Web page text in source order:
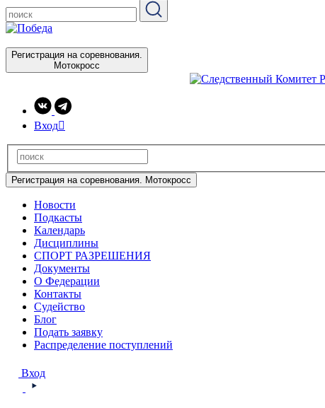
Регистрация на соревнования.
Мотокросс
Вход
Регистрация на соревнования. Мотокросс
Новости
Подкасты
Календарь
Дисциплины
СПОРТ РАЗРЕШЕНИЯ
Документы
О Федерации
Контакты
Судейство
Блог
Подать заявку
Распределение поступлений
Вход